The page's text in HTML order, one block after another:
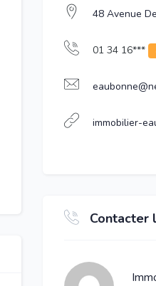
48 Avenue
01 34 16***
immobilier-
Contacter